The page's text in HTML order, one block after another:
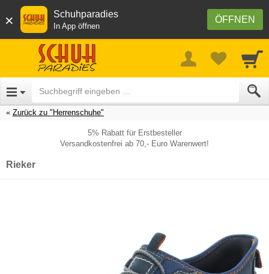
× ÖFFNEN
Schuhparadies
In App öffnen
Zurück zu "Herrenschuhe"
5% Rabatt für Erstbesteller
Versandkostenfrei ab 70,- Euro Warenwert!
Rieker